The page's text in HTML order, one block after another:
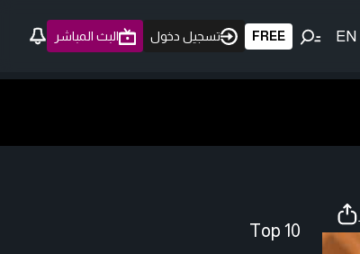
EN
FREE تسجيل دخول البث المباشر
Top 10